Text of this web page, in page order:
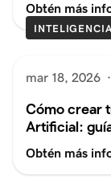
Obtén más
mar 18, 2026 ·
Cómo crear
Artificial:
Obtén más